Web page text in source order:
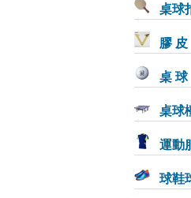
桌球
膠 皮
桌 球
桌球
運動
球鞋